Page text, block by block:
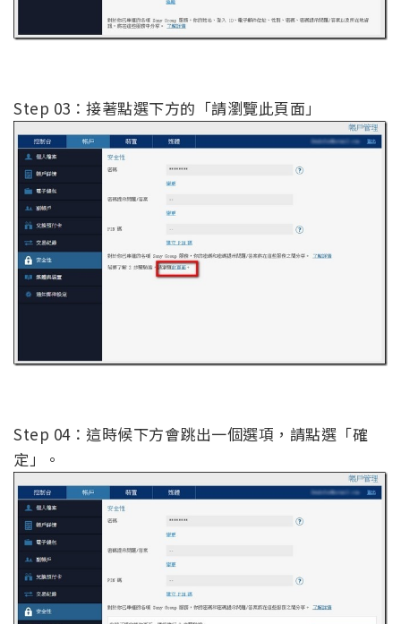
Step 03：接著點選下方的「請瀏覽此頁面」
Step 04：這時候下方會跳出一個選項，請點選「確
定」。